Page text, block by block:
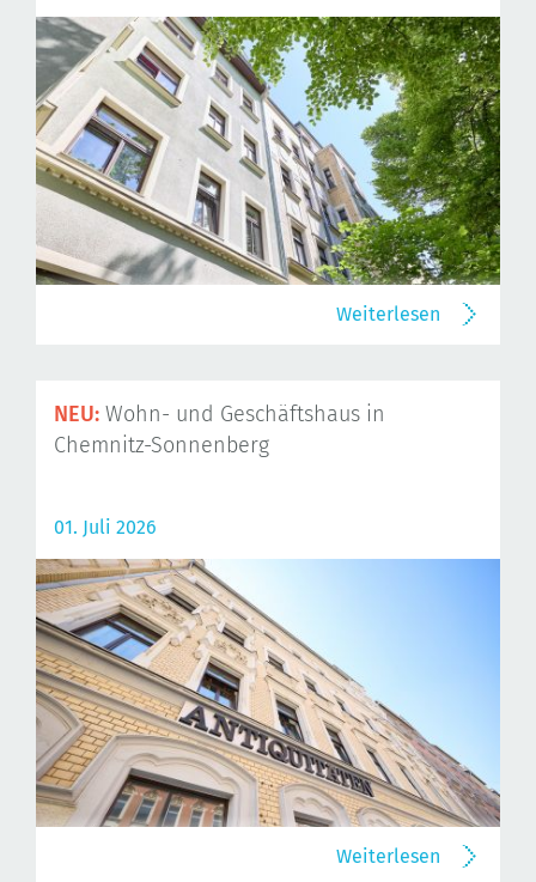
Weiterlesen
NEU: Wohn- und Geschäftshaus in
Chemnitz-Sonnenberg
01. Juli 2026
Weiterlesen